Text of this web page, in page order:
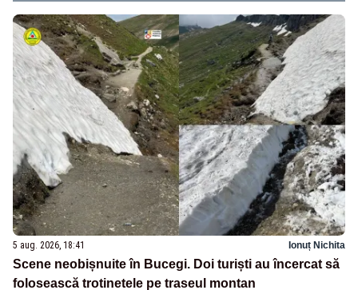
5 aug. 2026, 18:41 Ionuț Nichita
Scene neobișnuite în Bucegi. Doi turiști au încercat să
folosească trotinetele pe traseul montan